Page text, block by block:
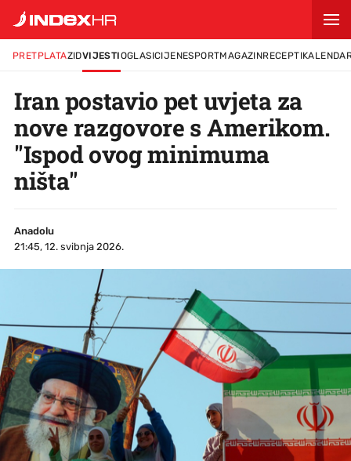
PRETPLATAZIDVIJESTIOGLASICIJENESPORTMAGAZINRECEPTI
Iran postavio pet uvjeta za
nove razgovore s Amerikom.
"Ispod ovog minimuma
ništa"
Anadolu
21:45, 12. svibnja 2026.